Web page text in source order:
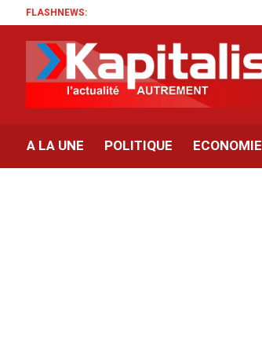
FLASHNEWS:
A LA UNE POLITIQUE ECONOMIE